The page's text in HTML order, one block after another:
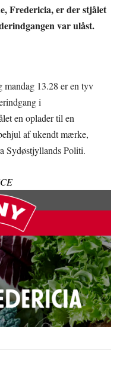
Fredericia, er der stjålet
var ulåst.
13.28 er en tyv
i
en oplader til en
af ukendt mærke,
Sydøstjyllands Politi.